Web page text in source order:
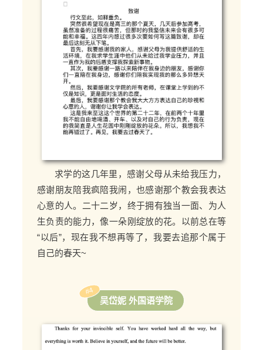
求学的这几年里，感谢父母从未给我压力，
感谢朋友陪我疯陪我闹，也感谢那个教会我表达
心意的人。二十二岁，终于拥有独当一面、为人
生负责的能力，像一朵刚绽放的花。以前总在等
“以后”，现在我不想再等了，我要去追那个属于
自己的春天~
#4
吴岱妮 外国语学院